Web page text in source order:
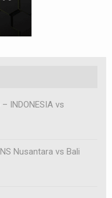
INDONESIA vs
Nusantara vs Bali